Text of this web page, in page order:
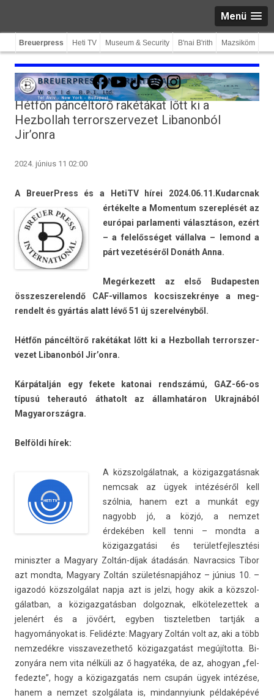
Menü
Breuerpress Heti TV Museum & Security B'nai B'rith Mazsiköm
Facebook
YouTube
TikTokSpotifyInstagram
Hétfőn páncéltörő rakétákat lőtt ki a
Hezbollah terrorszervezet Libanonból
Jir’onra
2024. június 11 02:00
A BreuerPress és a HetiTV hírei 2024.06.11. Kudarcnak
értékelte a Momen­tum szerep­lését az
európai par­lamen­ti választáson, ezért
– a felelősséget vál­lalva – lemond a
párt vezetéséről Donáth Anna.
Megér­kezett az első Budapest­en
összes­zerelendő CAF-villamos koc­siszek­rénye a meg­
rendelt és gyártás alatt lévő 51 új szerel­vényből.
Hétfőn páncéltörő rakétákat lőtt ki a Hez­bollah ter­rorszer­
vezet Li­banon­ból Jir’onra.
Kárpátalján egy fekete katonai re­ndszámú, GAZ-66-os
típusú teherautó áthatolt az állam­határon Uk­rajnából
Magyarország­ra.
Belföldi hírek:
A közszol­gálat­nak, a közigaz­gatás­nak
nemcsak az ügyek intézéséről kell
szólnia, hanem ezt a munkát egy
nagyobb jó, a közjó, a nem­zet
érdekében kell tenni – mondta a
közigaz­gatási és terület­fejlesztési
miniszt­er a Magya­ry Zoltán-díjak átadásán. Nav­racsics Tibor
azt mondta, Magya­ry Zoltán születésnapjához – június 10. –
igazodó közszol­gálat napja azt is jelzi, hogy akik a közszol­
gálat­ban, a közigaz­gatás­ban dol­goznak, el­kötelezet­tek a
jelenért és a jövőért, egyb­en tiszteletb­en tartják a
hagyományokat is. Felidézte: Magya­ry Zoltán volt az, aki a több
nem­zedék­re visszavezet­hető közigaz­gatást megújította. Bi­
zonyára nem vita nélküli az ő hagyatéka, de az, ahogyan „fel­
fedez­te”, hogy a közigaz­gatás nem csupán ügyek intézése,
hanem a nem­zet szolgálata is, min­dannyiunk példaképévé